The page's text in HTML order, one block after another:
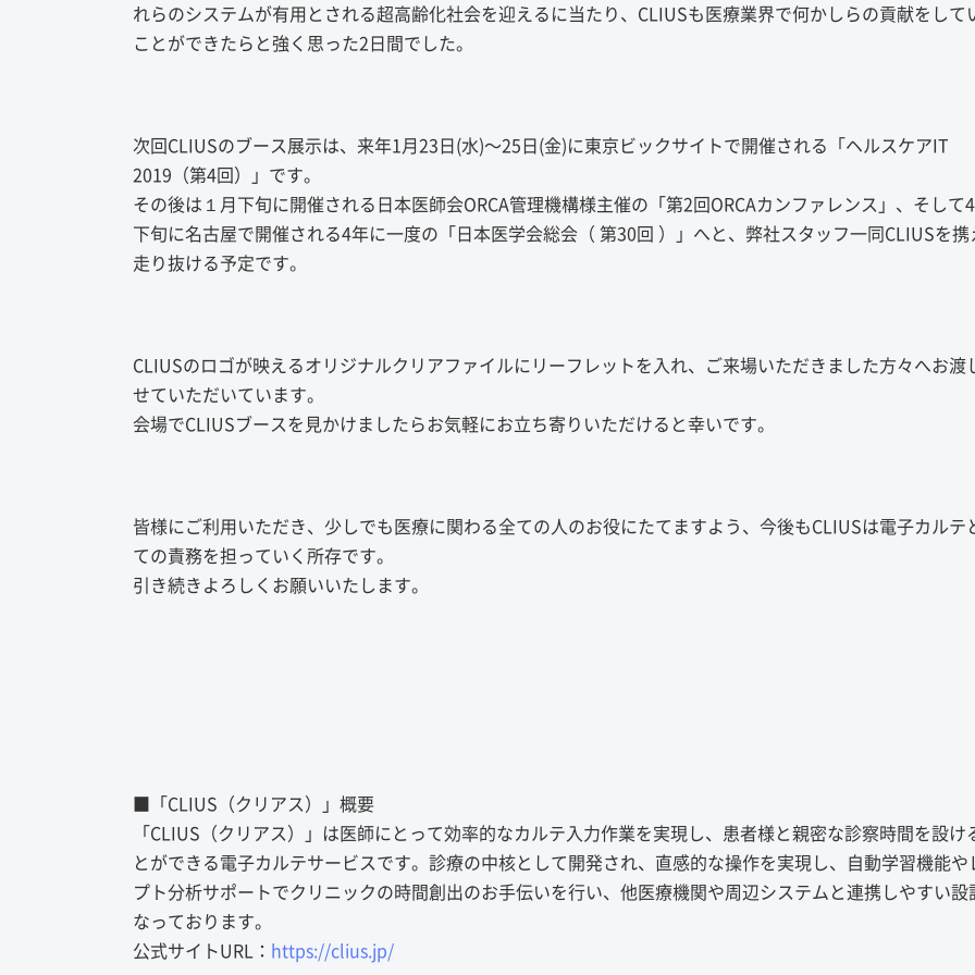
れらのシステムが有用とされる超高齢化社会を迎えるに当たり、CLIUSも医療業界で何かしらの貢献をして
ことができたらと強く思った2日間でした。
次回CLIUSのブース展示は、来年1月23日(水)〜25日(金)に東京ビックサイトで開催される「ヘルスケアIT
2019（第4回）」です。
その後は１月下旬に開催される日本医師会ORCA管理機構様主催の「第2回ORCAカンファレンス」、そして4
下旬に名古屋で開催される4年に一度の「日本医学会総会（ 第30回 ）」へと、弊社スタッフ一同CLIUSを携
走り抜ける予定です。
CLIUSのロゴが映えるオリジナルクリアファイルにリーフレットを入れ、ご来場いただきました方々へお渡
せていただいています。
会場でCLIUSブースを見かけましたらお気軽にお立ち寄りいただけると幸いです。
皆様にご利用いただき、少しでも医療に関わる全ての人のお役にたてますよう、今後もCLIUSは電子カルテ
ての責務を担っていく所存です。
引き続きよろしくお願いいたします。
■「CLIUS（クリアス）」概要
「CLIUS（クリアス）」は医師にとって効率的なカルテ入力作業を実現し、患者様と親密な診察時間を設け
とができる電子カルテサービスです。診療の中核として開発され、直感的な操作を実現し、自動学習機能や
プト分析サポートでクリニックの時間創出のお手伝いを行い、他医療機関や周辺システムと連携しやすい設
なっております。
公式サイトURL：
https://clius.jp/